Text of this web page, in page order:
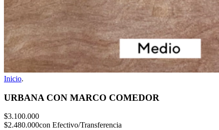
Inicio.
URBANA CON MARCO COMEDOR
$3.100.000
$2.480.000con Efectivo/Transferencia